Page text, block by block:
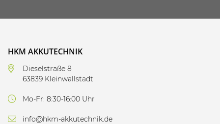
HKM AKKUTECHNIK
Dieselstraße 8
63839 Kleinwallstadt
Mo-Fr: 8:30-16:00 Uhr
info@hkm-akkutechnik.de